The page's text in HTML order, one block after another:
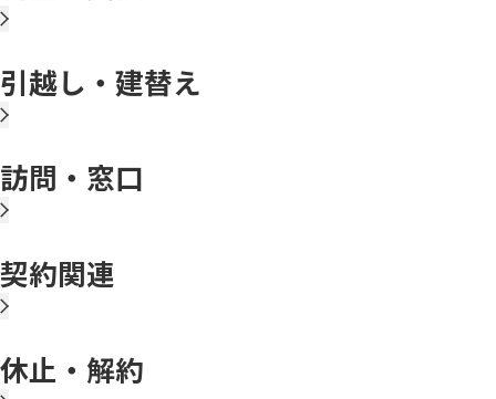
引越し・建替え
訪問・窓口
契約関連
休止・解約